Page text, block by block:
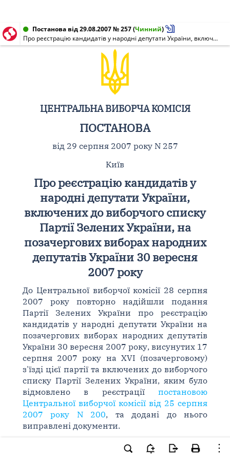
Постанова від 29.08.2007 № 257(Чинний)
Про реєстрацію кандидатів у народні депутати України, включених до виборчого списку Партії Зелених України, на позачергових виборах народних депутатів України 30 вересня 2007 року
ЦЕНТРАЛЬНА ВИБОРЧА КОМІСІЯ
ПОСТАНОВА
від 29 серпня 2007 року N 257
Київ
Про реєстрацію кандидатів у
народні депутати України,
включених до виборчого списку
Партії Зелених України, на
позачергових виборах народних
депутатів України 30 вересня
2007 року
До Центральної виборчої комісії 28 серпня
2007 року повторно надійшли подання
Партії Зелених України про реєстрацію
кандидатів у народні депутати України на
позачергових виборах народних депутатів
України 30 вересня 2007 року, висунутих 17
серпня 2007 року на XVI (позачерговому)
з'їзді цієї партії та включених до виборчого
списку Партії Зелених України, яким було
відмовлено в реєстраціїпостановою
Центральної виборчої комісії від 25 серпня
2007 року N 200, та додані до нього
виправлені документи.
Розглянувши зазначені документи,
Центральна виборча комісія встановила, що